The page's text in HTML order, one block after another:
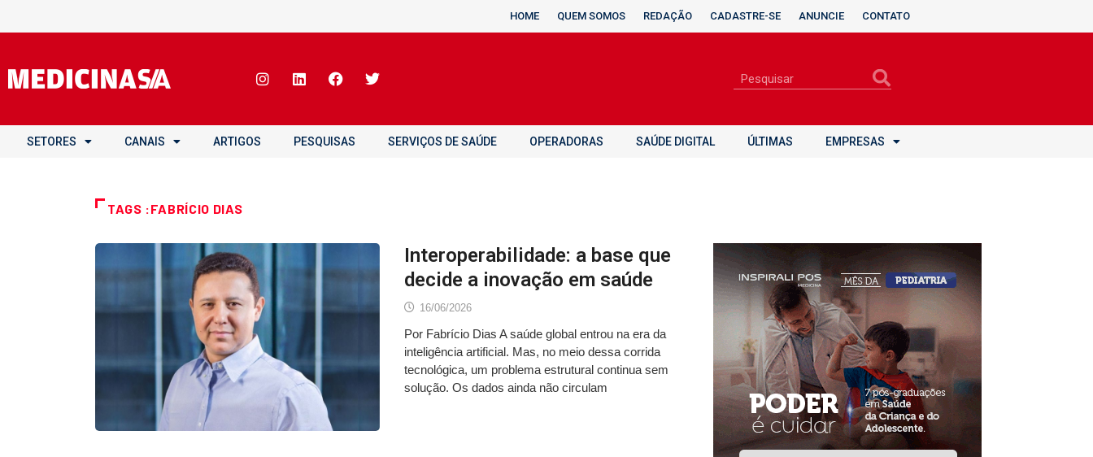
HOME QUEM SOMOS REDAÇÃO CADASTRE-SE ANUNCIE CONTATO
SETORES CANAIS ARTIGOS PESQUISAS SERVIÇOS DE SAÚDE OPERADORAS SAÚDE DIGITAL ÚLTIMAS EMPRESAS
TAGS :FABRÍCIO DIAS
Interoperabilidade: a base que
decide a inovação em saúde
16/06/2026
Por Fabrício Dias A saúde global entrou na era da
inteligência artificial. Mas, no meio dessa corrida
tecnológica, um problema estrutural continua sem
solução. Os dados ainda não circulam